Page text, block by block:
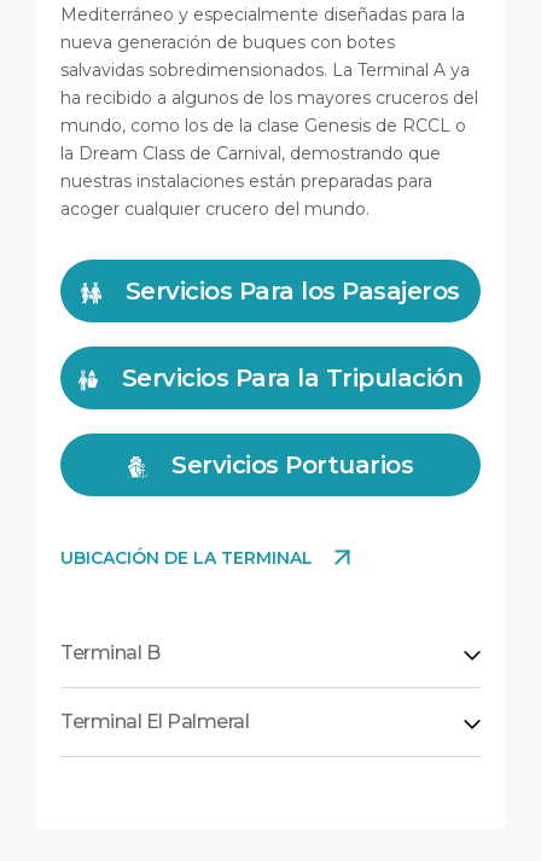
Mediterráneo y especialmente diseñadas para la
nueva generación de buques con botes
salvavidas sobredimensionados. La Terminal A ya
ha recibido a algunos de los mayores cruceros del
mundo, como los de la clase Genesis de RCCL o
la Dream Class de Carnival, demostrando que
nuestras instalaciones están preparadas para
acoger cualquier crucero del mundo.
Servicios Para los Pasajeros
Servicios Para la Tripulación
Servicios Portuarios
UBICACIÓN DE LA TERMINAL
Terminal B
Terminal El Palmeral